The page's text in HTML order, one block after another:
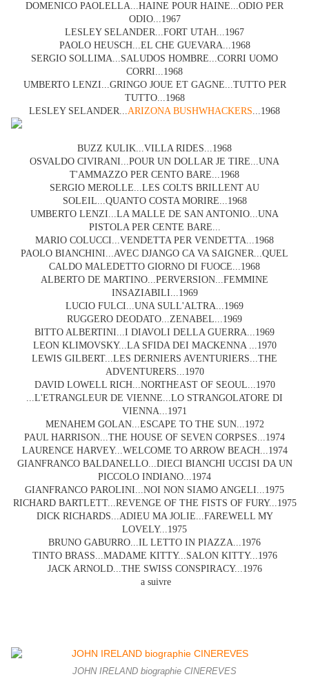
DOMENICO PAOLELLA...HAINE POUR HAINE...ODIO PER
ODIO...1967
LESLEY SELANDER...FORT UTAH...1967
PAOLO HEUSCH...EL CHE GUEVARA...1968
SERGIO SOLLIMA...SALUDOS HOMBRE...CORRI UOMO
CORRI...1968
UMBERTO LENZI...GRINGO JOUE ET GAGNE...TUTTO PER
TUTTO...1968
LESLEY SELANDER...ARIZONA BUSHWHACKERS...1968
BUZZ KULIK...VILLA RIDES...1968
OSVALDO CIVIRANI...POUR UN DOLLAR JE TIRE...UNA
T'AMMAZZO PER CENTO BARE...1968
SERGIO MEROLLE...LES COLTS BRILLENT AU
SOLEIL...QUANTO COSTA MORIRE...1968
UMBERTO LENZI...LA MALLE DE SAN ANTONIO...UNA
PISTOLA PER CENTE BARE...
MARIO COLUCCI...VENDETTA PER VENDETTA...1968
PAOLO BIANCHINI...AVEC DJANGO CA VA SAIGNER...QUEL
CALDO MALEDETTO GIORNO DI FUOCE...1968
ALBERTO DE MARTINO...PERVERSION...FEMMINE
INSAZIABILI...1969
LUCIO FULCI...UNA SULL'ALTRA...1969
RUGGERO DEODATO...ZENABEL...1969
BITTO ALBERTINI...I DIAVOLI DELLA GUERRA...1969
LEON KLIMOVSKY...LA SFIDA DEI MACKENNA ...1970
LEWIS GILBERT...LES DERNIERS AVENTURIERS...THE
ADVENTURERS...1970
DAVID LOWELL RICH...NORTHEAST OF SEOUL...1970
...L'ETRANGLEUR DE VIENNE...LO STRANGOLATORE DI
VIENNA...1971
MENAHEM GOLAN...ESCAPE TO THE SUN...1972
PAUL HARRISON...THE HOUSE OF SEVEN CORPSES...1974
LAURENCE HARVEY...WELCOME TO ARROW BEACH...1974
GIANFRANCO BALDANELLO...DIECI BIANCHI UCCISI DA UN
PICCOLO INDIANO...1974
GIANFRANCO PAROLINI...NOI NON SIAMO ANGELI...1975
RICHARD BARTLETT...REVENGE OF THE FISTS OF FURY...1975
DICK RICHARDS...ADIEU MA JOLIE...FAREWELL MY
LOVELY...1975
BRUNO GABURRO...IL LETTO IN PIAZZA...1976
TINTO BRASS...MADAME KITTY...SALON KITTY...1976
JACK ARNOLD...THE SWISS CONSPIRACY...1976
a suivre
JOHN IRELAND biographie CINEREVES